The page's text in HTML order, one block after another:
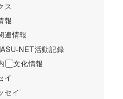
ス
報
連情報
ASU-NET活動記録
文化情報
イ
セイ